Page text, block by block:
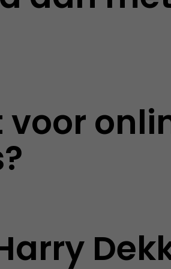
voor